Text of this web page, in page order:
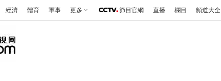
經濟 體育 軍事 更多 節目官網 直播 欄目 頻道大全